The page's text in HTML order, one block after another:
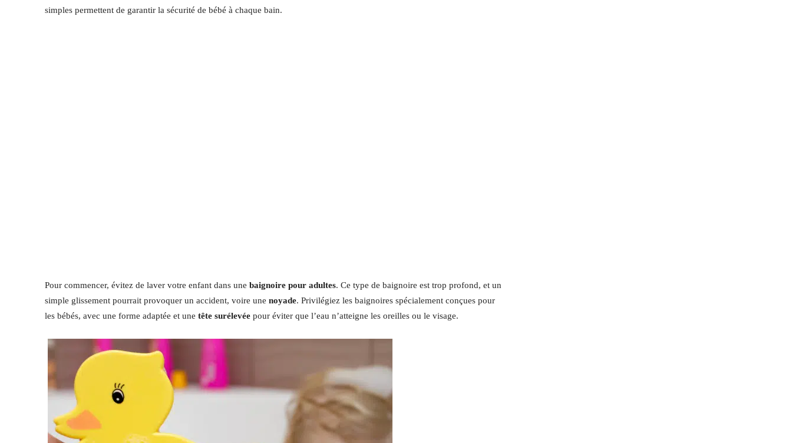
simples permettent de garantir la sécurité de bébé à chaque bain.
Pour commencer, évitez de laver votre enfant dans une baignoire pour adultes. Ce type de baignoire est trop profond, et un
simple glissement pourrait provoquer un accident, voire une noyade. Privilégiez les baignoires spécialement conçues pour
les bébés, avec une forme adaptée et une tête surélevée pour éviter que l’eau n’atteigne les oreilles ou le visage.